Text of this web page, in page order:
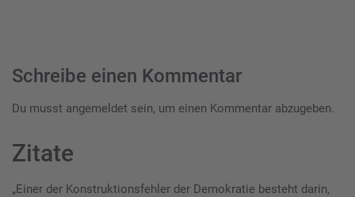
Schreibe einen Kommentar
Du musst angemeldet sein, um einen Kommentar abzugeben.
Zitate
„Einer der Konstruktionsfehler der Demokratie besteht darin,